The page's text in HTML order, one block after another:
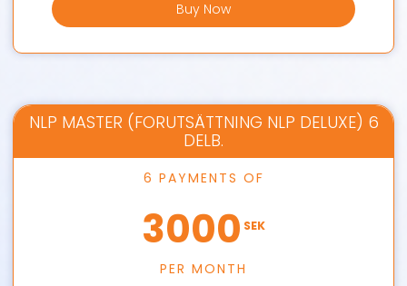
Buy Now
NLP MASTER (FORUTSÄTTNING NLP DELUXE) 6
DELB.
6 PAYMENTS OF
3000 SEK
PER MONTH